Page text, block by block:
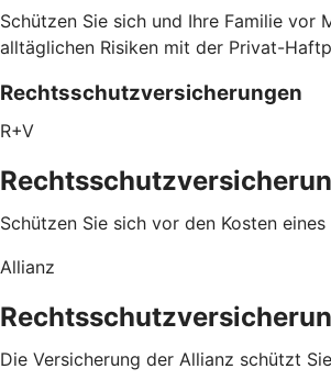
Schützen Sie sich und Ihre Familie vor
alltäglichen Risiken mit der Privat-
Rechtsschutzversicherungen
R+V
Schützen Sie sich vor den Kosten
Allianz
Die Versicherung der Allianz schützt